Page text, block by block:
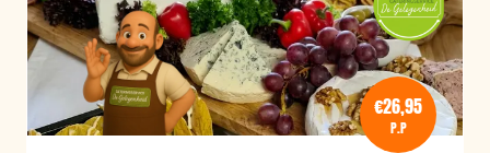
€26,95
P.P